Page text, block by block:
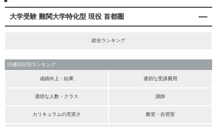
大学受験 難関大学特化型 現役 首都圏
総合ランキング
評価項目別ランキング
成績向上・結果 適切な受講費用
適切な人数・クラス 講師
カリキュラムの充実さ 教室・自習室